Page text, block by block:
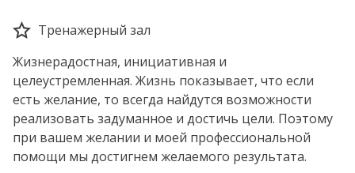
Тренажерный зал
Жизнерадостная, инициативная и
целеустремленная. Жизнь показывает, что если
есть желание, то всегда найдутся возможности
реализовать задуманное и достичь цели. Поэтому
при вашем желании и моей профессиональной
помощи мы достигнем желаемого результата.